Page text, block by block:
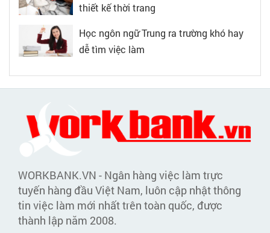
thiết kế thời trang
Học ngôn ngữ Trung ra trường khó hay
dễ tìm việc làm
WORKBANK.VN - Ngân hàng việc làm trực
tuyến hàng đầu Việt Nam, luôn cập nhật thông
tin việc làm mới nhất trên toàn quốc, được
thành lập năm 2008.